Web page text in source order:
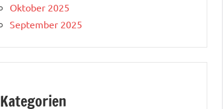
Oktober 2025
September 2025
Kategorien